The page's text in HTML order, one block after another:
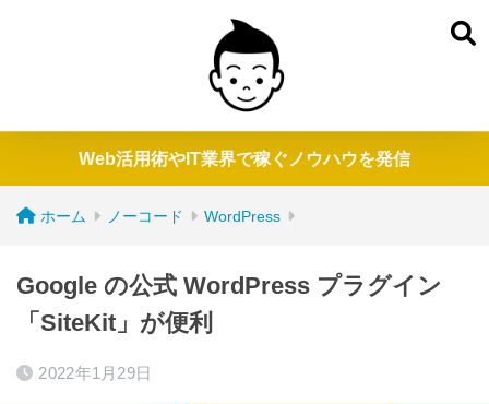
Web活用術やIT業界で稼ぐノウハウを発信
ホーム ノーコード WordPress
Google の公式 WordPress プラグイン
「SiteKit」が便利
2022年1月29日